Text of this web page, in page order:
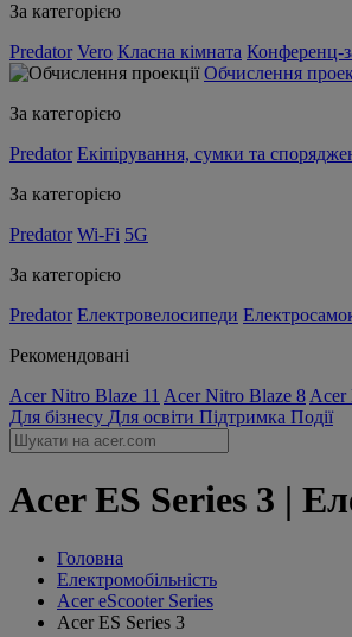
За категорією
Predator Vero Класна кімната Конференц-
Обчислення
За категорією
Predator Екіпірування, сумки та
За категорією
Predator Wi-Fi 5G
За категорією
Predator Електровелосипеди
Рекомендовані
Acer Nitro Blaze 11 Acer Nitro Blaze 8 Acer
Для бізнесу Для освіти Підтримка Події
Acer ES Series 3 |
Головна
Електромобільність
Acer eScooter Series
Acer ES Series 3